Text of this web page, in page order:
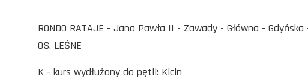
RONDO RATAJE - Jana Pawła II - Zawady - Główna -
OS. LEŚNE
K - kurs wydłużony do pętli: Kicin